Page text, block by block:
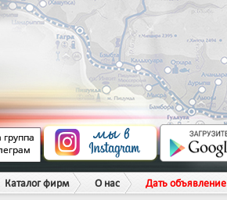
Каталог фирм О нас Дать объявление